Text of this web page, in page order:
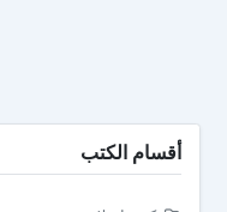
أقسام الكتب